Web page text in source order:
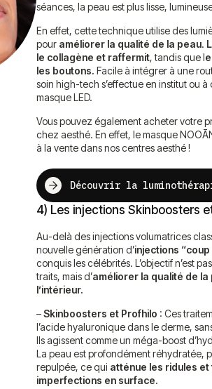
séances, la peau est plus lisse,
En effet, cette technique utilise des
pour améliorer la qualité de la peau.
le collagène et raffermit, tandis que l
les boutons. Facile à intégrer à une
soin high-tech s’effectue en institut ou
masque LED.
Vous pouvez également acheter votre
chez aesthé. En effet, le masque
à la vente dans nos centres aesthé !
Découvrir la
4) Les injections Skinboosters
Au-delà des injections volumatrices
nouvelle génération d’injections “coup
conquis les célébrités. L’objectif n’est
traits, mais d’améliorer la qualité de la
l’intérieur.
–Skinboosters et Profhilo : Ces
l’acide hyaluronique dans le derme,
Ils agissent comme un méga-boost
La peau est profondément réhydratée,
repulpée, ce qui atténue les ridules et
imperfections en surface.